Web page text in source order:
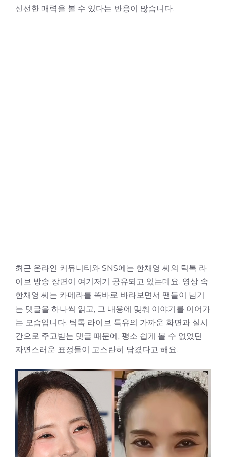
신선한 매력을 볼 수 있다는 반응이 많습니다.
최근 온라인 커뮤니티와 SNS에는 한채영 씨의 틱톡 라
이브 방송 장면이 여기저기 공유되고 있는데요. 영상 속
한채영 씨는 카메라를 똑바로 바라보면서 팬들이 남기
는 댓글을 하나씩 읽고, 그 내용에 맞춰 이야기를 이어가
는 모습입니다. 틱톡 라이브 특유의 가까운 화면과 실시
간으로 주고받는 댓글 때문에, 평소 쉽게 볼 수 없었던
자연스러운 표정들이 고스란히 담겼다고 해요.